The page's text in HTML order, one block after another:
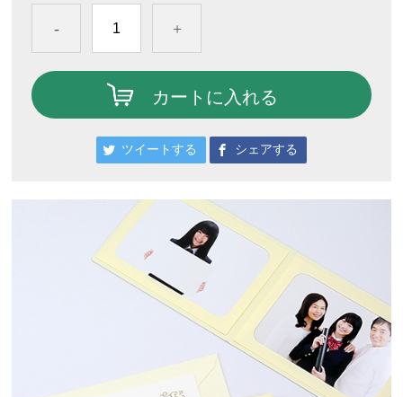
- +
カートに入れる
ツイートする シェアする